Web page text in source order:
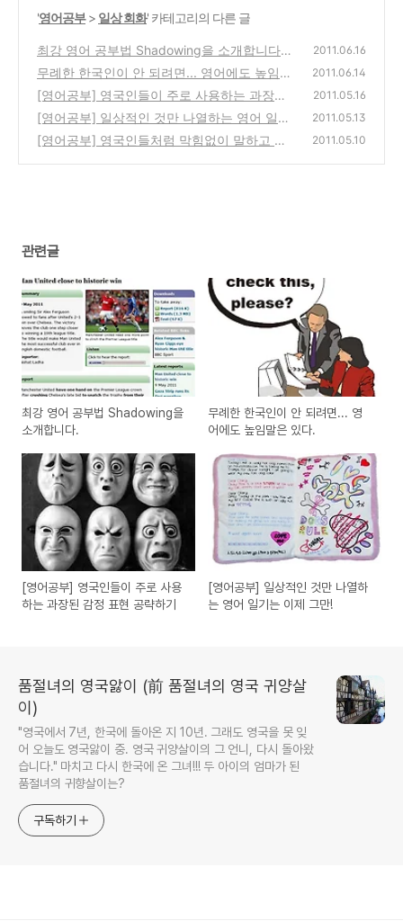
'영어공부> 일상 회화' 카테고리의 다른 글
최강 영어 공부법 Shadowing을 소개합니다.
(11)
2011.06.16
무례한 한국인이 안 되려면... 영어에도 높임말
은 있다.
(14)
2011.06.14
[영어공부] 영국인들이 주로 사용하는 과장된
감정 표현 공략하기
(0)
2011.05.16
[영어공부] 일상적인 것만 나열하는 영어 일기
는 이제 그만!
(0)
2011.05.13
[영어공부] 영국인들처럼 막힘없이 말하고 싶
2011.05.10
관련글
최강 영어 공부법 Shadowing을
소개합니다.
무례한 한국인이 안 되려면... 영
어에도 높임말은 있다.
[영어공부] 영국인들이 주로 사용
하는 과장된 감정 표현 공략하기
[영어공부] 일상적인 것만 나열하
는 영어 일기는 이제 그만!
품절녀의 영국앓이 (前 품절녀의 영국 귀양살
이)
"영국에서 7년, 한국에 돌아온 지 10년. 그래도 영국을 못 잊
어 오늘도 영국앓이 중. 영국 귀양살이의 그 언니, 다시 돌아왔
습니다." 마치고 다시 한국에 온 그녀!!! 두 아이의 엄마가 된
품절녀의 귀향살이는?
구독하기